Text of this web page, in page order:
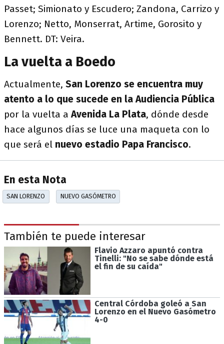
Passet; Simionato y Escudero; Zandona, Carrizo y
Lorenzo; Netto, Monserrat, Artime, Gorosito y
Bennett. DT: Veira.
La vuelta a Boedo
Actualmente, San Lorenzo se encuentra muy
atento a lo que sucede en la Audiencia Pública
por la vuelta a Avenida La Plata, dónde desde
hace algunos días se luce una maqueta con lo
que será el nuevo estadio Papa Francisco.
En esta Nota
SAN LORENZO NUEVO GASÓMETRO
También te puede interesar
Flavio Azzaro apuntó contra
Tinelli: "No se sabe dónde está
el fin de su caída"
Central Córdoba goleó a San
Lorenzo en el Nuevo Gasómetro
4-0